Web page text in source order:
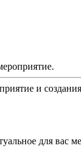
и
для вас